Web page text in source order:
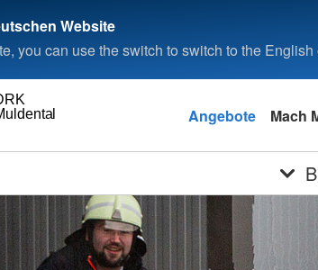
Website
you can use the switch to switch to the English
Angebote Mach